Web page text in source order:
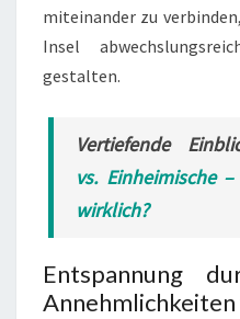
miteinander zu
Insel
gestalten.
Vertiefende
vs. Einheimische
wirklich?
Entspannung